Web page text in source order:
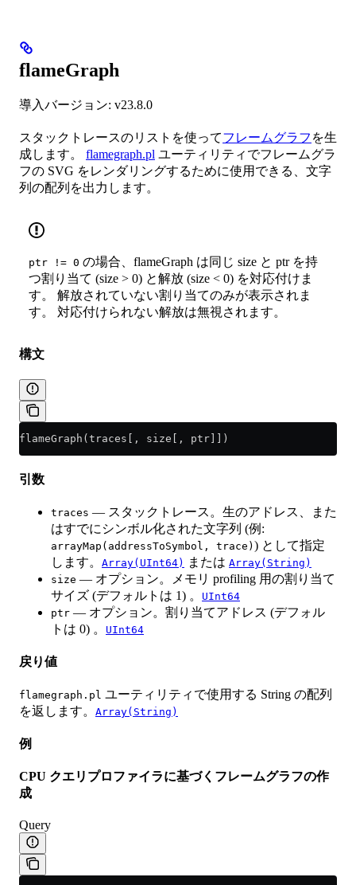
flameGraph
導入バージョン: v23.8.0
スタックトレースのリストを使ってフレームグラフ を生
成します。 flamegraph.pl ユーティリティでフレームグラ
フの SVG をレンダリングするために使用できる、文字
列の配列を出力します。
ptr != 0 の場合、flameGraph は同じ size と ptr を持
つ割り当て (size > 0) と解放 (size < 0) を対応付けま
す。 解放されていない割り当てのみが表示されま
す。 対応付けられない解放は無視されます。
構文
flameGraph(traces[, size[, ptr]])
引数
traces — スタックトレース。生のアドレス、また
はすでにシンボル化された文字列 (例:
arrayMap(addressToSymbol, trace) ) として指定
します。 Array(UInt64) または Array(String)
size — オプション。メモリ profiling 用の割り当て
サイズ (デフォルトは 1) 。
UInt64
ptr — オプション。割り当てアドレス (デフォル
トは 0) 。
UInt64
戻り値
flamegraph.pl ユーティリティで使用する String の配列
を返します。 Array(String)
例
CPU クエリプロファイラに基づくフレームグラフの作
成
Query